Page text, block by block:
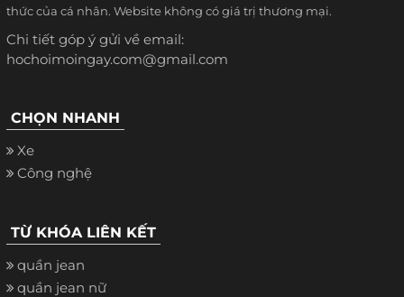
thức của cá nhân. Website không có giá trị thương mại.
Chi tiết góp ý gửi về email:
hochoimoingay.com@gmail.com
CHỌN NHANH
Xe
Công nghệ
TỪ KHÓA LIÊN KẾT
quần jean
quần jean nữ